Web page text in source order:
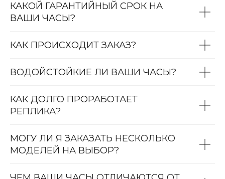
КАКОЙ ГАРАНТИЙНЫЙ СРОК НА
ВАШИ ЧАСЫ?
КАК ПРОИСХОДИТ ЗАКАЗ?
ВОДОЙСТОЙКИЕ ЛИ ВАШИ ЧАСЫ?
КАК ДОЛГО ПРОРАБОТАЕТ
РЕПЛИКА?
МОГУ ЛИ Я ЗАКАЗАТЬ НЕСКОЛЬКО
МОДЕЛЕЙ НА ВЫБОР?